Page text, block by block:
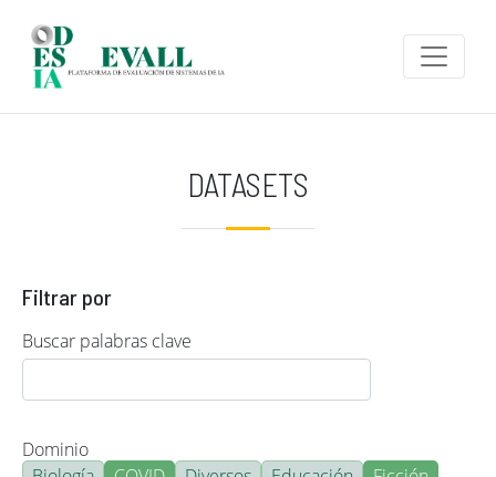
DATASETS
Filtrar por
Buscar palabras clave
Dominio